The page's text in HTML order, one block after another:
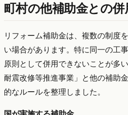
町村の他補助金との
リフォーム補助金は、複数の制度
い場合があります。特に同一の工
原則として併用できないことが多
耐震改修等推進事業」と他の補助
的なルールを整理しました。